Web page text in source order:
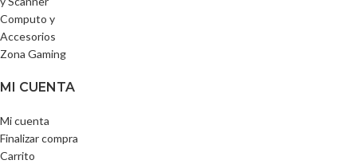
Computo y
Accesorios
Zona Gaming
MI CUENTA
Mi cuenta
Finalizar compra
Carrito